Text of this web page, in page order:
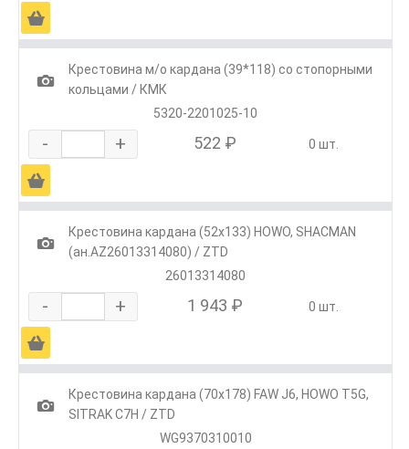
Ä
1
Крестовина м/о кардана (39*118) со стопорными
кольцами / КМК
5320-2201025-10
- + 522 ₽ 0 шт.
Ä
1
Крестовина кардана (52х133) HOWO, SHACMAN
(ан.AZ26013314080) / ZTD
26013314080
- + 1 943 ₽ 0 шт.
Ä
1
Крестовина кардана (70х178) FAW J6, HOWO T5G,
SITRAK C7H / ZTD
WG9370310010